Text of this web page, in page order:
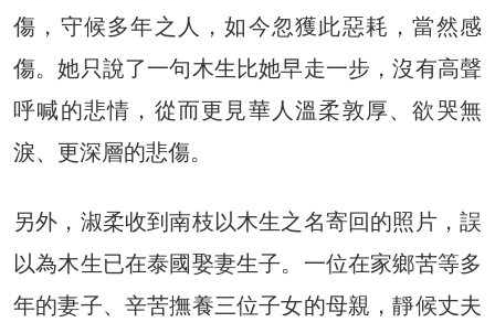
傷，守候多年之人，如今忽獲此惡耗，當然感
傷。她只說了一句木生比她早走一步，沒有高聲
呼喊的悲情，從而更見華人溫柔敦厚、欲哭無
淚、更深層的悲傷。
另外，淑柔收到南枝以木生之名寄回的照片，誤
以為木生已在泰國娶妻生子。一位在家鄉苦等多
年的妻子、辛苦撫養三位子女的母親，靜候丈夫